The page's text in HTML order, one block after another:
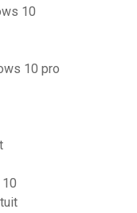
10
10 pro